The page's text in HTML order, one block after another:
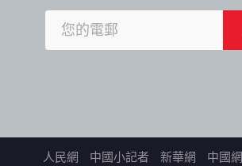
人民網 中國小記者 新華網 中國網